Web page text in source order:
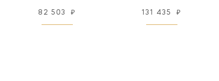
82 503 ₽ 131 435 ₽